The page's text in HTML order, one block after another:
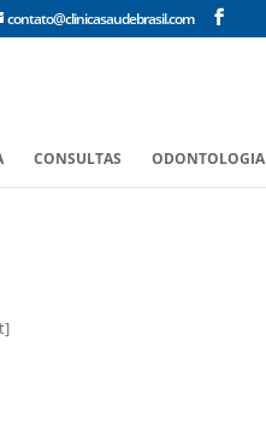
contato@clinicasaudebrasil.com
CONSULTAS ODONTOLOGIA